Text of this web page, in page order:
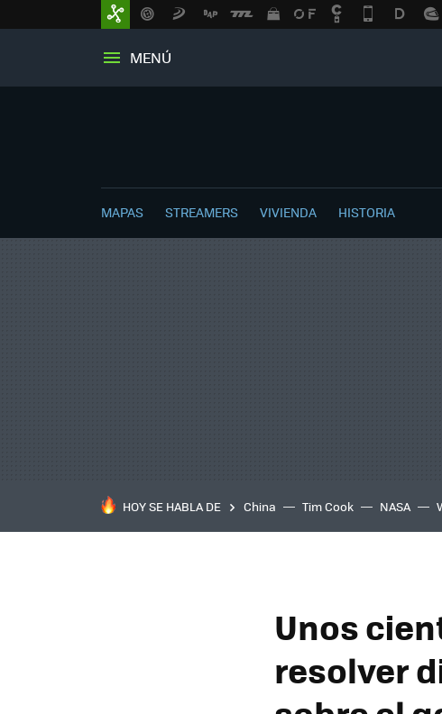
MENÚ
MAPAS STREAMERS VIVIENDA HISTORIA
HOY SE HABLA DE China Tim Cook NASA
Unos
resolver